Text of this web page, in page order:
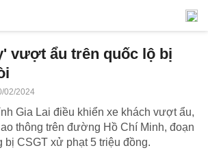
vượt ẩu trên quốc lộ bị
02/2024
Gia Lai điều khiển xe khách vượt ẩu,
thông trên đường Hồ Chí Minh, đoạn
bị CSGT xử phạt 5 triệu đồng.